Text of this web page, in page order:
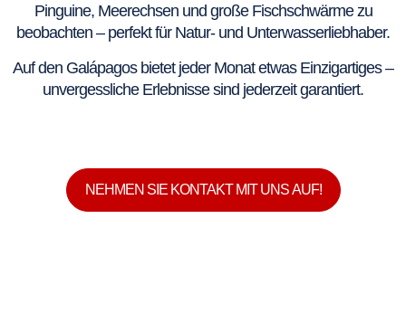
Pinguine, Meerechsen und große Fischschwärme zu
beobachten – perfekt für Natur- und Unterwasserliebhaber.
Auf den Galápagos bietet jeder Monat etwas Einzigartiges –
unvergessliche Erlebnisse sind jederzeit garantiert.
NEHMEN SIE KONTAKT MIT UNS AUF!